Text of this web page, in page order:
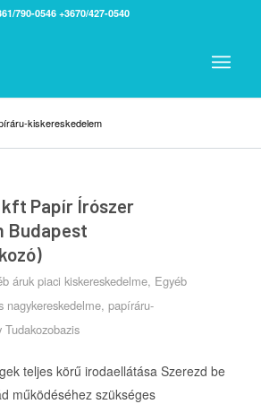
790-0546 +3670/427-0540
kiskereskedelem
Papír Írószer
Budapest
áruk piaci kiskereskedelme, Egyéb
nagykereskedelme, papíráru-
Tudakozobazis
teljes körű irodaellátása Szerezd be
működéséhez szükséges